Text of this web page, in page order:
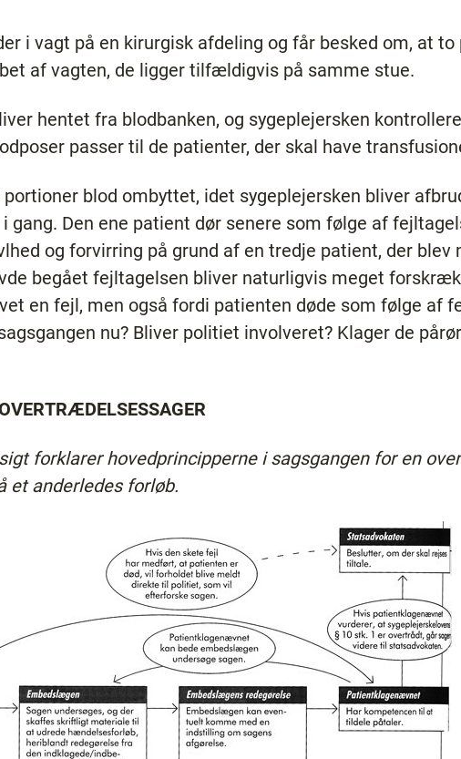
i vagt på en kirurgisk afdeling og får besked om, at
af vagten, de ligger tilfældigvis på samme stue.
hentet fra blodbanken, og sygeplejersken
passer til de patienter, der skal have
blod ombyttet, idet sygeplejersken bliver
Den ene patient dør senere som følge af
og forvirring på grund af en tredje patient, der blev
begået fejltagelsen bliver naturligvis meget
en fejl, men også fordi patienten døde som følge af
nu? Bliver politiet involveret? Klager de
forklarer hovedprincipperne i sagsgangen for en
et anderledes forløb.